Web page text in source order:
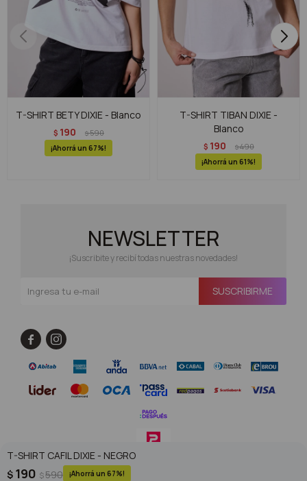
T-SHIRT CAFIL DIXIE - NEGRO
$ 190 $590 67
T-SHIRT BETY DIXIE - Blanco
$ 190 $590
67
T-SHIRT TIBAN DIXIE -
Blanco
$ 190 $490
61
NEWSLETTER
¡Suscribite y recibí todas nuestras novedades!
SUSCRIBIRME
 
© Copyright 2026 / Superoutlet / FORTER S.A Rut 213720560017